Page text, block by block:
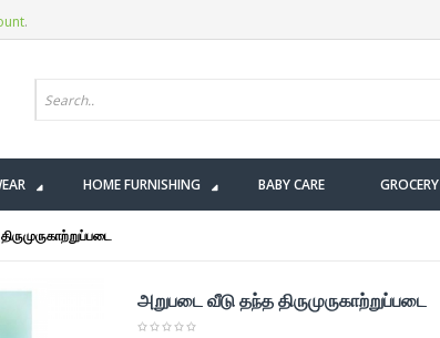
.
HOME FURNISHING BABY CARE GROCERY
அறுபடை வீடு தந்த திருமுருகாற்றுப்படை